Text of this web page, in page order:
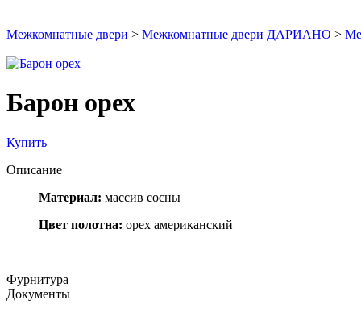
Межкомнатные двери > Межкомнатные двери ДАРИАНО >
Барон орех
Купить
Описание
Материал: массив сосны
Цвет полотна: орех американский
Фурнитура
Документы